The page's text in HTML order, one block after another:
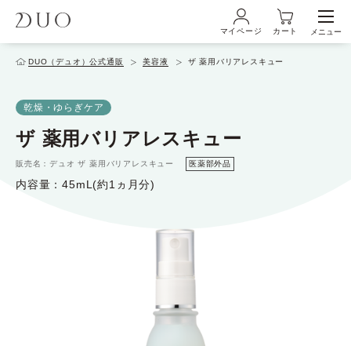
ログイン・新規会員登録
初めての方へ
マイページ カート メニュー
DUO（デュオ）公式通販 美容液 ザ 薬用バリアレスキュー
乾燥・ゆらぎケア
ザ 薬用バリアレスキュー
販売名：デュオ ザ 薬用バリアレスキュー 医薬部外品
内容量：45mL(約1ヵ月分)